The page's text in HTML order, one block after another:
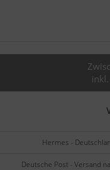
Hermes -
Deutsche Post - Versand